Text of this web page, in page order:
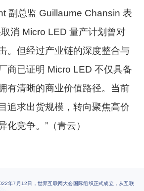
总监 Guillaume Chansin 表
消 Micro LED 量产计划曾对
。但经过产业链的深度整合与
商已证明 Micro LED 不仅具备
有清晰的商业价值路径。当前
追求出货规模，转向聚焦高价
化竞争。”（青云）
年7月12日，世界互联网大会国际组织正式成立，从互联